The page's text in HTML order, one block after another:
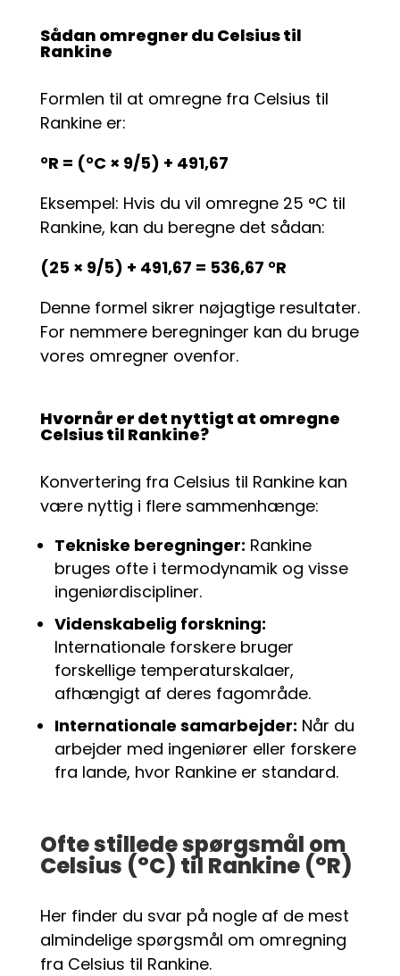
Sådan omregner du Celsius til
Rankine
Formlen til at omregne fra Celsius til
Rankine er:
°R = (°C × 9/5) + 491,67
Eksempel: Hvis du vil omregne 25 °C til
Rankine, kan du beregne det sådan:
(25 × 9/5) + 491,67 = 536,67 °R
Denne formel sikrer nøjagtige resultater.
For nemmere beregninger kan du bruge
vores omregner ovenfor.
Hvornår er det nyttigt at omregne
Celsius til Rankine?
Konvertering fra Celsius til Rankine kan
være nyttig i flere sammenhænge:
Tekniske beregninger: Rankine
bruges ofte i termodynamik og visse
ingeniørdiscipliner.
Videnskabelig forskning:
Internationale forskere bruger
forskellige temperaturskalaer,
afhængigt af deres fagområde.
Internationale samarbejder: Når du
arbejder med ingeniører eller forskere
fra lande, hvor Rankine er standard.
Ofte stillede spørgsmål om
Celsius (°C) til Rankine (°R)
Her finder du svar på nogle af de mest
almindelige spørgsmål om omregning
fra Celsius til Rankine.